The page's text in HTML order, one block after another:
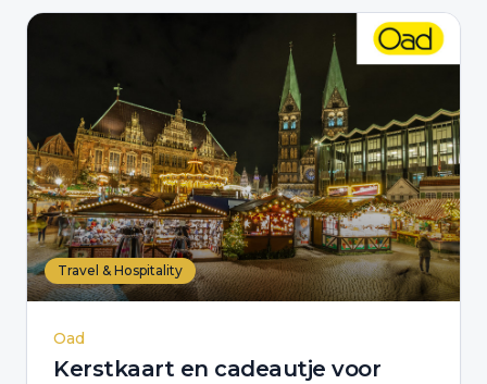
Travel & Hospitality
Oad
Kerstkaart en cadeautje voor